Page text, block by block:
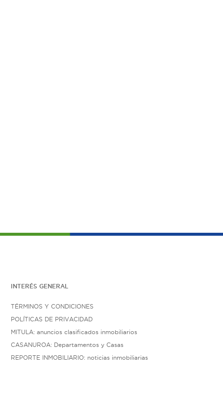
INTERÉS GENERAL
TÉRMINOS Y CONDICIONES
POLÍTICAS DE PRIVACIDAD
MITULA: anuncios clasificados inmobiliarios
CASANUROA: Departamentos y Casas
REPORTE INMOBILIARIO: noticias inmobiliarias